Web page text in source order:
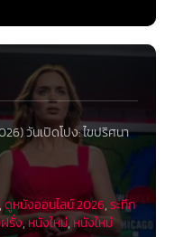
วันเปิดโปง: ไขปริศนา
,ดูหนังออนไลน์ 2026,ระทึก
รั่ง,หนังใหม่, หนังใหม่